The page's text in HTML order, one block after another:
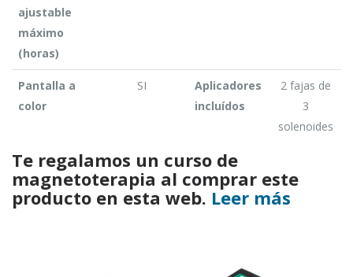
ajustable
máximo
(horas)
Pantalla a
color
SI
Aplicadores
incluídos
2 fajas de
3
solenoides
Te regalamos un curso de
magnetoterapia al comprar este
producto en esta web. Leer más